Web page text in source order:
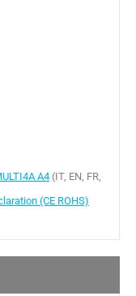
A4 (IT, EN, FR,
(CE ROHS)